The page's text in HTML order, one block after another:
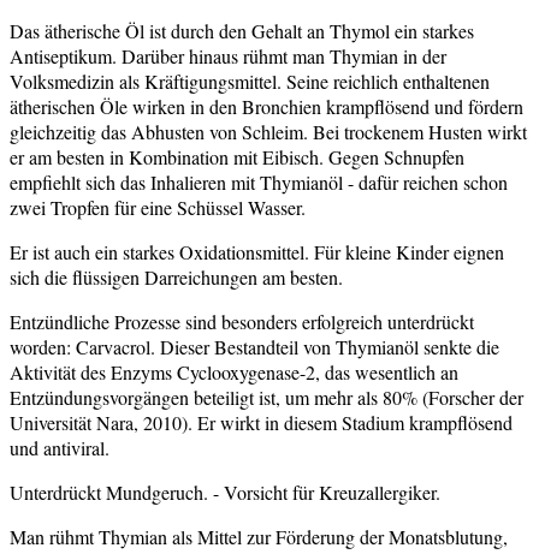
Das ätherische Öl ist durch den Gehalt an Thymol ein starkes
Antiseptikum. Darüber hinaus rühmt man Thymian in der
Volksmedizin als Kräftigungsmittel. Seine reichlich enthaltenen
ätherischen Öle wirken in den Bronchien krampflösend und fördern
gleichzeitig das Abhusten von Schleim. Bei trockenem Husten wirkt
er am besten in Kombination mit Eibisch. Gegen Schnupfen
empfiehlt sich das Inhalieren mit Thymianöl - dafür reichen schon
zwei Tropfen für eine Schüssel Wasser.
Er ist auch ein starkes Oxidationsmittel. Für kleine Kinder eignen
sich die flüssigen Darreichungen am besten.
Entzündliche Prozesse sind besonders erfolgreich unterdrückt
worden: Carvacrol. Dieser Bestandteil von Thymianöl senkte die
Aktivität des Enzyms Cyclooxygenase-2, das wesentlich an
Entzündungsvorgängen beteiligt ist, um mehr als 80% (Forscher der
Universität Nara, 2010). Er wirkt in diesem Stadium krampflösend
und antiviral.
Unterdrückt Mundgeruch. - Vorsicht für Kreuzallergiker.
Man rühmt Thymian als Mittel zur Förderung der Monatsblutung,